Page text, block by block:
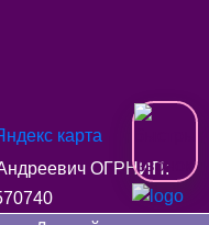
карта
ОГРНИП: